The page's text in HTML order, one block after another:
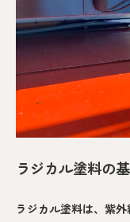
ラジカル塗料の
ラジカル塗料は、紫